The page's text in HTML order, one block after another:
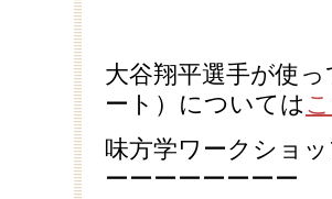
大谷翔平選手が使
ート）については
味方学ワークショ
ーーーーーーーー